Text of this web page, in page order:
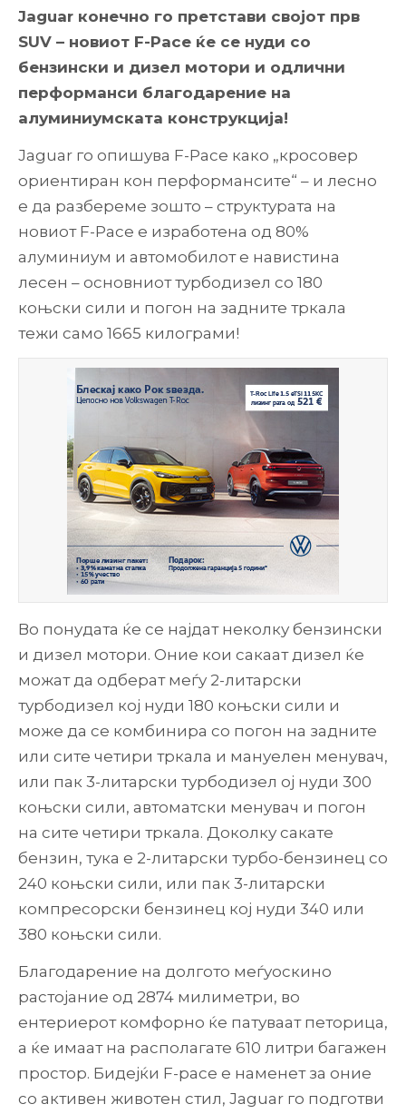
Jaguar конечно го претстави својот прв
SUV – новиот F-Pace ќе се нуди со
бензински и дизел мотори и одлични
перформанси благодарение на
алуминиумската конструкција!
Jaguar го опишува F-Pace како „кросовер
ориентиран кон перформансите“ – и лесно
е да разбереме зошто – структурата на
новиот F-Pace е изработена од 80%
алуминиум и автомобилот е навистина
лесен – основниот турбодизел со 180
коњски сили и погон на задните тркала
тежи само 1665 килограми!
Во понудата ќе се најдат неколку бензински
и дизел мотори. Оние кои сакаат дизел ќе
можат да одберат меѓу 2-литарски
турбодизел кој нуди 180 коњски сили и
може да се комбинира со погон на задните
или сите четири тркала и мануелен менувач,
или пак 3-литарски турбодизел ој нуди 300
коњски сили, автоматски менувач и погон
на сите четири тркала. Докoлку сакате
бензин, тука е 2-литарски турбо-бензинец со
240 коњски сили, или пак 3-литарски
компресорски бензинец кој нуди 340 или
380 коњски сили.
Благодарение на долгото меѓуоскино
растојание од 2874 милиметри, во
ентериерот комфорно ќе патуваат петорица,
а ќе имаат на располагате 610 литри багажен
простор. Бидејќи F-pace е наменет за оние
со активен животен стил, Jaguar го подготви